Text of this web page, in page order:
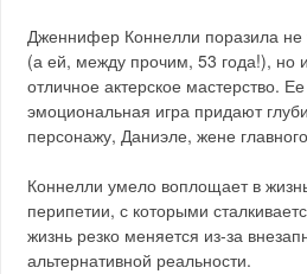
Дженнифер Коннелли поразила
(а ей, между прочим, 53 года!), но
отличное актерское мастерство.
эмоциональная игра придают
персонажу, Даниэле, жене
Коннелли умело воплощает в
перипетии, с которыми
жизнь резко меняется из-за
альтернативной реальности.